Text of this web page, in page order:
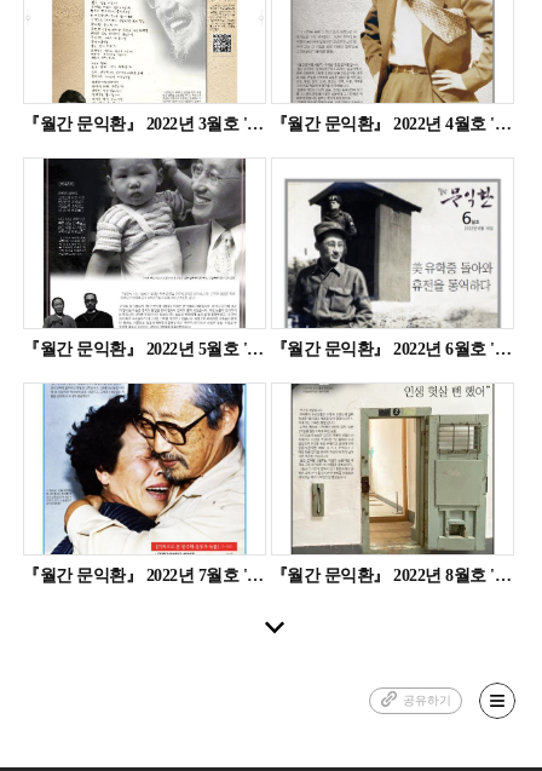
『월간 문익환』 2022년 3월호 '시인 문익환'(창간호, eISSN 2951-2123) 『월간 문익환』 2022년 4월호 '청년 문익환'(eISSN 2951-2123)
『월간 문익환』 2022년 5월호 '문익환의 가족'(eISSN 2951-2123) 『월간 문익환』 2022년 6월호 '늦봄과 6.25'(eISSN 2951-2123)
『월간 문익환』 2022년 7월호 '늦봄과 민주주의'(eISSN 2951-2123) 『월간 문익환』 2022년 8월호 '옥중의 늦봄'(eISSN 2951-2123)
공유하기